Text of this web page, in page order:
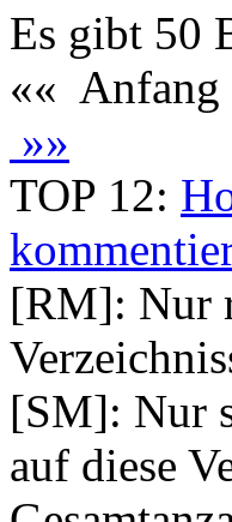
Es gibt 50
«« Anfang
»»
TOP 12:
[RM]: Nur
[SM]: Nur
auf diese